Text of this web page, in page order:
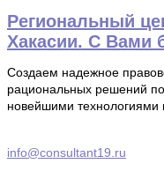
Перейти
к
содержимому
Региональный
Хакасии. С Вами
Создаем надежное
рациональных решений
новейшими
info@consultant19.ru